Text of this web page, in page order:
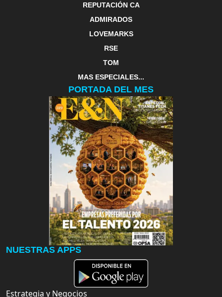
REPUTACIÓN CA
ADMIRADOS
LOVEMARKS
RSE
TOM
MAS ESPECIALES...
PORTADA DEL MES
NUESTRAS APPS
Estrategia y Negocios